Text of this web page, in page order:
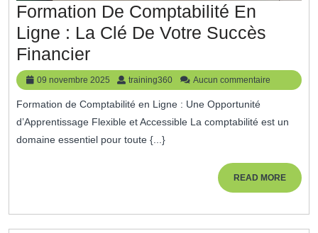
Formation De Comptabilité En
Ligne : La Clé De Votre Succès
FinancierFormation
De
Comptabilité
En
Ligne
09 novembre 2025
09
novembre
2025
training360 training360
Aucun commentaire
Formation de Comptabilité en Ligne : Une Opportunité
d’Apprentissage Flexible et Accessible La comptabilité est un
domaine essentiel pour toute {...}
READ MOREREAD
MORE